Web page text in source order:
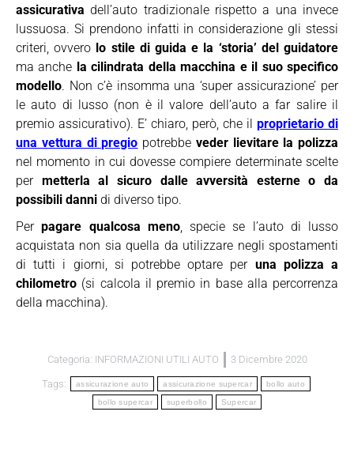
assicurativa dell’auto tradizionale rispetto a una invece
lussuosa. Si prendono infatti in considerazione gli stessi
criteri, ovvero lo stile di guida e la ‘storia’ del guidatore
ma anche la cilindrata della macchina e il suo specifico
modello. Non c’è insomma una ‘super assicurazione’ per
le auto di lusso (non è il valore dell’auto a far salire il
premio assicurativo). E’ chiaro, però, che il proprietario di
una vettura di pregio potrebbe veder lievitare la polizza
nel momento in cui dovesse compiere determinate scelte
per metterla al sicuro dalle avversità esterne o da
possibili danni di diverso tipo.
Perpagare qualcosa meno, specie se l’auto di lusso
acquistata non sia quella da utilizzare negli spostamenti
di tutti i giorni, si potrebbe optare per una polizza a
chilometro (si calcola il premio in base alla percorrenza
della macchina).
Categoria: INFORMAZIONI UTILI AUTO 3 Dicembre 2020
Tags: assicurazione auto assicurazione supercar bollo auto
bollo supercar superbollo Supercar